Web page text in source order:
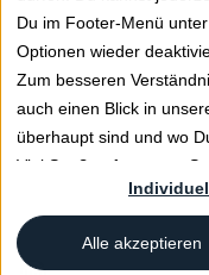
Du im Footer-Menü
Optionen wieder
Zum besseren
auch einen Blick in
überhaupt sind und wo
Viel Spaß auf unseren
Alle akzeptieren